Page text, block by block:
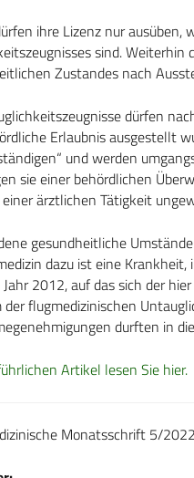
ihre Lizenz nur ausüben,
sind.
Zustandes nach
dürfen
Erlaubnis ausgestellt
und werden
sie einer behördlichen
einer ärztlichen Tätigkeit
gesundheitliche
dazu ist eine
2012, auf das sich der
der flugmedizinischen
durften in
Artikel lesen Sie hier.
Monatsschrift 5/2022